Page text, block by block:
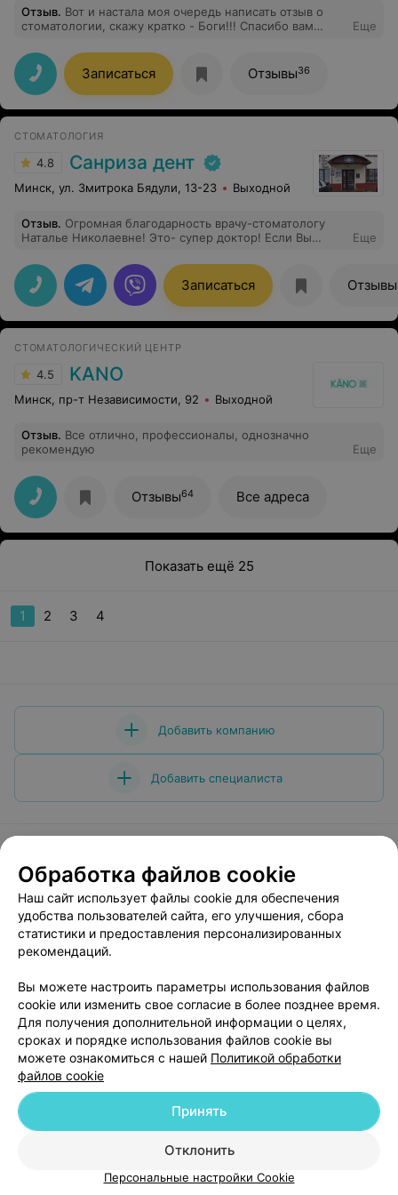
инструкции, что лишних визитов не требует. Просто
врач от Бога! Спасибо, Наталья за то, что Вы есть.
Отзыв. Вот и настала моя очередь написать отзыв о
стоматологии, скажу кратко - Боги!!! Спасибо вам
Еще
Записаться Отзывы36
СТОМАТОЛОГИЯ
4.8 Санриза дент
Минск, ул. Змитрока Бядули, 13-23 Выходной
Отзыв. Огромная благодарность врачу-стоматологу
Наталье Николаевне! Это- супер доктор! Если Вы
Николаевне! Качество работы на высоте и хорошее
настроение Вам обеспечено!
Еще
Записаться Отзывы
СТОМАТОЛОГИЧЕСКИЙ ЦЕНТР
4.5 KANO
Минск, пр-т Независимости, 92 Выходной
Отзыв. Все отлично, профессионалы, однозначно
рекомендую
Еще
Отзывы64 Все адреса
Показать ещё 25
1 2 3 4
Добавить компанию
Добавить специалиста
О проекте Новости проекта
Размещение рекламы
Медицинский маркетинг
Публичный договор
Пользовательское соглашение
Способы оплаты
Написать руководителю 103.by
Написать в поддержку
Персональные настройки cookie
Обработка персональных данных
© 2026 ООО «Артокс Лаб», УНП 191700409| 220012, Республика Беларусь,
Обработка файлов cookie
Наш сайт использует файлы cookie для обеспечения
удобства пользователей сайта, его улучшения, сбора
статистики и предоставления персонализированных
рекомендаций.
Вы можете настроить параметры использования файлов
cookie или изменить свое согласие в более позднее время.
Для получения дополнительной информации о целях,
сроках и порядке использования файлов cookie вы
можете ознакомиться с нашей Политикой обработки
файлов cookie
Отклонить
Принять
Персональные настройки Cookie